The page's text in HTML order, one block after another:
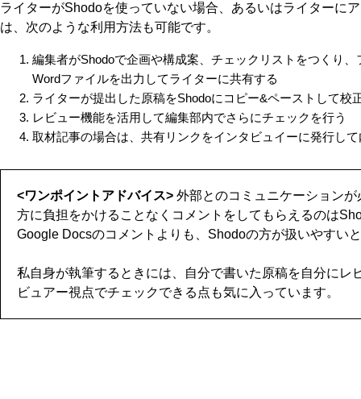
ライターがShodoを使っていない場合、あるいはライターに
は、次のような利用方法も可能です。
編集者がShodoで企画や構成案、チェックリストをつくり
Wordファイルを出力してライターに共有する
ライターが提出した原稿をShodoにコピー&ペーストして校
レビュー機能を活用して編集部内でさらにチェックを行う
取材記事の場合は、共有リンクをインタビュイーに発行し
<ワンポイントアドバイス> 外部とのコミュニケーション
方に負担をかけることなくコメントをしてもらえるのは
Google Docsのコメントよりも、Shodoの方が扱いやすい
私自身が執筆するときには、自分で書いた原稿を自分にレ
ビュアー視点でチェックできる点も気に入っています。